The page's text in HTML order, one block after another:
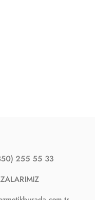
255 55 33